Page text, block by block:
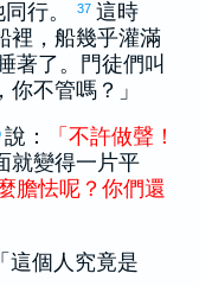
行。 37 這時
裡，船幾乎灌滿
著了。門徒們叫
不管嗎？」
說： 「 不許做聲 ！
就變得一片平
膽怯呢 ？ 你們還
這個人究竟是